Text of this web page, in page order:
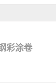
彩涂卷